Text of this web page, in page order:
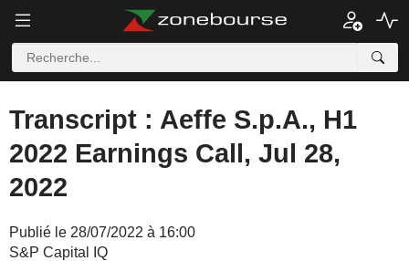
Transcript : Aeffe S.p.A., H1
2022 Earnings Call, Jul 28,
2022
Publié le 28/07/2022 à 16:00
S&P Capital IQ